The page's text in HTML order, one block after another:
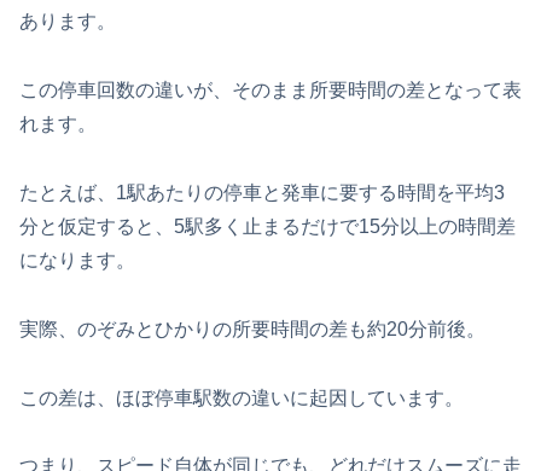
あります。
この停車回数の違いが、そのまま所要時間の差となって表
れます。
たとえば、1駅あたりの停車と発車に要する時間を平均3
分と仮定すると、5駅多く止まるだけで15分以上の時間差
になります。
実際、のぞみとひかりの所要時間の差も約20分前後。
この差は、ほぼ停車駅数の違いに起因しています。
つまり、スピード自体が同じでも、どれだけスムーズに走